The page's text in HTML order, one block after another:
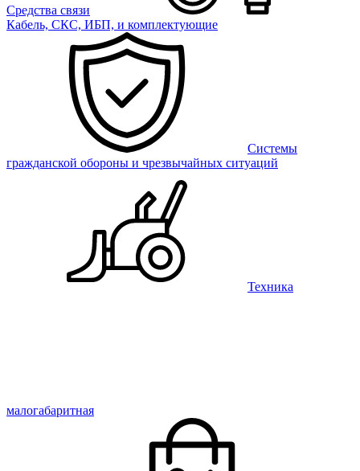
Средства связи
Кабель, СКС, ИБП, и комплектующие
Системы
гражданской обороны и чрезвычайных ситуаций
Техника
малогабаритная